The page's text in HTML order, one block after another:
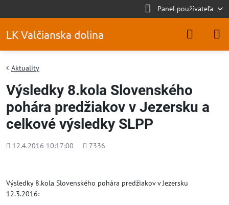
Panel používateľa
LK Valčianska dolina
Aktuality
Výsledky 8.kola Slovenského
pohára predžiakov v Jezersku a
celkové výsledky SLPP
Pridané
12.4.2016 10:17:00
Počet
7336
Výsledky 8.kola Slovenského pohára predžiakov v Jezersku
12.3.2016: